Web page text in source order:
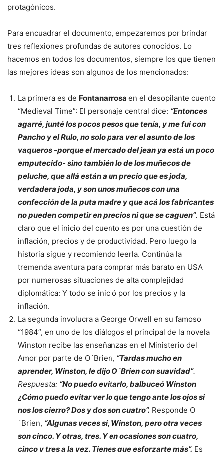
protagónicos.
Para encuadrar el documento, empezaremos por brindar
tres reflexiones profundas de autores conocidos. Lo
hacemos en todos los documentos, siempre los que tienen
las mejores ideas son algunos de los mencionados:
La primera es de Fontanarrosa en el desopilante cuento
“Medieval Time”: El personaje central dice: “Entonces
agarré, junté los pocos pesos que tenía, y me fui con
Pancho y el Rulo, no solo para ver el asunto de los
vaqueros -porque el mercado del jean ya está un poco
emputecido- sino también lo de los muñecos de
peluche, que allá están a un precio que es joda,
verdadera joda, y son unos muñecos con una
confección de la puta madre y que acá los fabricantes
no pueden competir en precios ni que se caguen”. Está
claro que el inicio del cuento es por una cuestión de
inflación, precios y de productividad. Pero luego la
historia sigue y recomiendo leerla. Continúa la
tremenda aventura para comprar más barato en USA
por numerosas situaciones de alta complejidad
diplomática: Y todo se inició por los precios y la
inflación.
La segunda involucra a George Orwell en su famoso
“1984”, en uno de los diálogos el principal de la novela
Winston recibe las enseñanzas en el Ministerio del
Amor por parte de O´Brien, “Tardas mucho en
aprender, Winston, le dijo O´Brien con suavidad”.
Respuesta: “No puedo evitarlo, balbuceó Winston
¿Cómo puedo evitar ver lo que tengo ante los ojos si
nos los cierro? Dos y dos son cuatro”. Responde O
´Brien, “Algunas veces sí, Winston, pero otra veces
son cinco. Y otras, tres. Y en ocasiones son cuatro,
cinco y tres a la vez. Tienes que esforzarte más”. Es